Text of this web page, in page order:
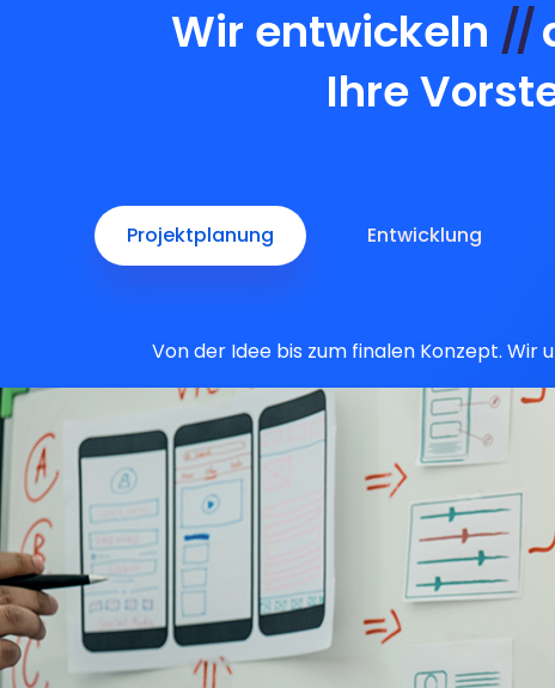
Wir entwickeln //
Ihre
Projektplanung Entwicklung
Von der Idee bis zum finalen Konzept. Wir